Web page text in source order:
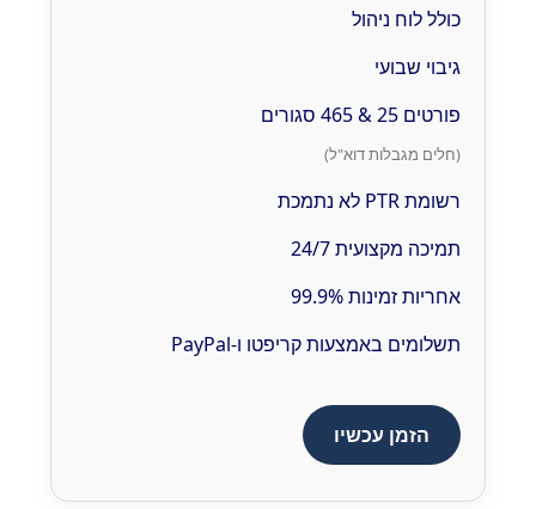
כולל לוח ניהול
גיבוי שבועי
פורטים 25 & 465 סגורים
(חלים מגבלות דוא"ל)
רשומת PTR לא נתמכת
תמיכה מקצועית 24/7
אחריות זמינות 99.9%
תשלומים באמצעות קריפטו ו-PayPal
הזמן עכשיו